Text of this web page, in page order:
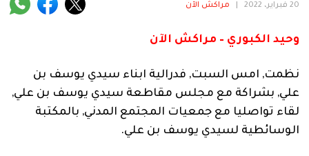
20 فبراير، 2022 مراكش الآن
وحيد الكبوري – مراكش الآن
نظمت, امس السبت, فدرالية ابناء سيدي يوسف بن
علي, بشراكة مع مجلس مقاطعة سيدي يوسف بن علي,
لقاء تواصليا مع جمعيات المجتمع المدني, بالمكتبة
الوسائطية لسيدي يوسف بن علي.